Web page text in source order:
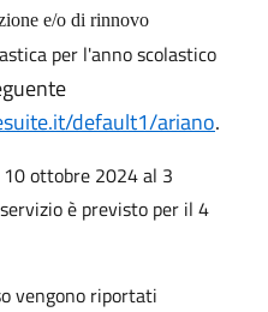
e/o di rinnovo
per l'anno scolastico
default1/ariano.
ottobre 2024 al 3
è previsto per il 4
vengono riportati